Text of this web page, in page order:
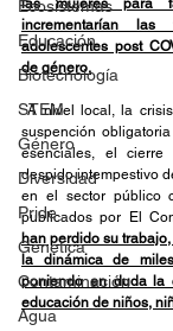
Ecosistemas
Educación
Biotecnología
STEM
Género
Diversidad
Pride
Genética
Contaminación
Agua
las mujeres para
incrementarían
adolescentes post
de género.
A nivel local, la crisis sanitaria ha ocasionado la
suspención
esenciales, el
despido intempestivo
en el sector público
publicados por El
han perdido su
la dinámica de
poniendo en duda la
educación de niños,